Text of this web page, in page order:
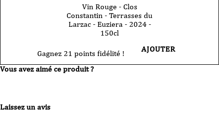
Vin Rouge - Clos
Constantin - Terrasses du
Larzac - Euziera - 2024 -
150cl
Gagnez 21 points fidélité ! AJOUTER
Vous avez aimé ce produit ?
Laissez un avis